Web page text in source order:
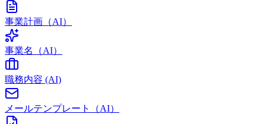
事業計画（AI）
事業名（AI）
職務内容 (AI)
メールテンプレート（AI）